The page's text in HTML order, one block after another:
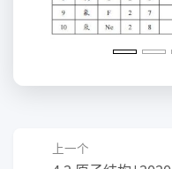
上一个